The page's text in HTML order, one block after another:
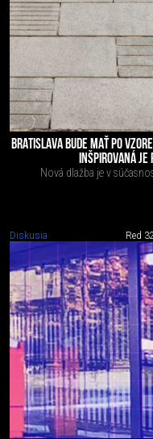
BRATISLAVA BUDE MAŤ PO
INŠPIROVANÁ JE
Nová dlažba je v
Diskusia Red 3